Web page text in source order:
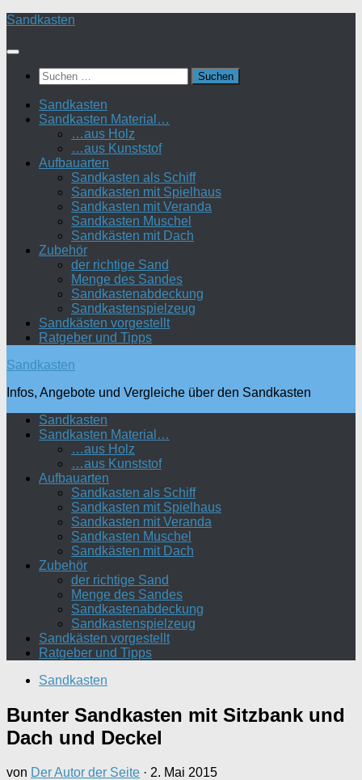
Zum
springen
Sandkasten
Suchen
nach:
Sandkasten
Sandkasten Material…
…aus Holz
…aus Kunststof
Aufbauarten
Sandkasten als Schiff
Sandkasten mit Spielhaus
Sandkasten mit Veranda
Sandkasten Muschel
Sandkästen mit Dach
Zubehör
der richtige Sand
Menge des Sandes
Sandkastenabdeckung
Sandkastenspielzeug
Sandkästen vorgestellt
Ratgeber und Tipps
Sandkasten
Infos, Angebote und Vergleiche über den Sandkasten
Sandkasten
Sandkasten Material…
…aus Holz
…aus Kunststof
Aufbauarten
Sandkasten als Schiff
Sandkasten mit Spielhaus
Sandkasten mit Veranda
Sandkasten Muschel
Sandkästen mit Dach
Zubehör
der richtige Sand
Menge des Sandes
Sandkastenabdeckung
Sandkastenspielzeug
Sandkästen vorgestellt
Ratgeber und Tipps
Sandkasten
Bunter Sandkasten mit Sitzbank und
Dach und Deckel
von Der Autor der Seite · 2. Mai 2015